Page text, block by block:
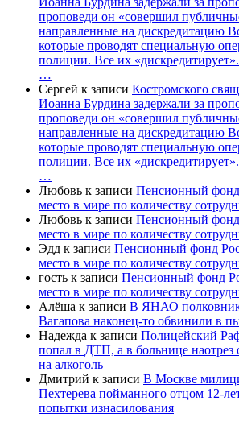
проповеди он «совершил
направленные на дискредитацию
которые проводят специальную
полиции. Все их «дискредитирует».
…
Сергей к записи Костромского
Иоанна Бурдина задержали за
проповеди он «совершил
направленные на дискредитацию
которые проводят специальную
полиции. Все их «дискредитирует».
…
Любовь к записи Пенсионный фонд
место в мире по количеству
Любовь к записи Пенсионный фонд
место в мире по количеству
Эдд к записи Пенсионный фонд
место в мире по количеству
гость к записи Пенсионный фонд
место в мире по количеству
Алёша к записи В ЯНАО
Вагапова наконец-то обвинили в
Надежда к записи Полицейский
попал в ДТП, а в больнице наотрез
на алкоголь
Дмитрий к записи В Москве
Пехтерева пойманного отцом 12-
попытки изнасилования